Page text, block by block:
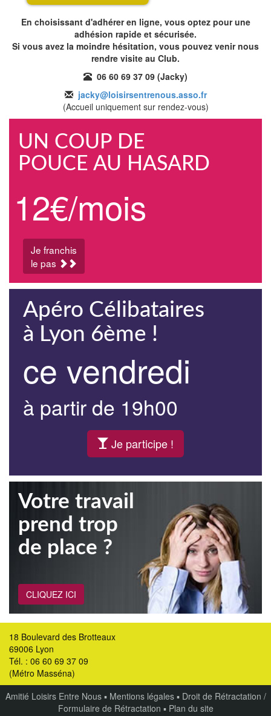
En choisissant d'adhérer en ligne, vous optez pour une
adhésion rapide et sécurisée.
Si vous avez la moindre hésitation, vous pouvez venir nous
rendre visite au Club.
06 60 69 37 09 (Jacky)
jacky@loisirsentrenous.asso.fr
(Accueil uniquement sur rendez-vous)
UN COUP DE
POUCE AU HASARD
12€/mois
Je franchis
le pas
Apéro Célibataires
à Lyon 6ème !
ce vendredi
à partir de 19h00
Je participe !
Votre travail
prend trop
de place ?
CLIQUEZ ICI
18 Boulevard des Brotteaux
69006 Lyon
Tél. : 06 60 69 37 09
(Métro Masséna)
Amitié Loisirs Entre Nous▪ Mentions légales▪ Droit de Rétractation /
Formulaire de Rétractation ▪ Plan du site